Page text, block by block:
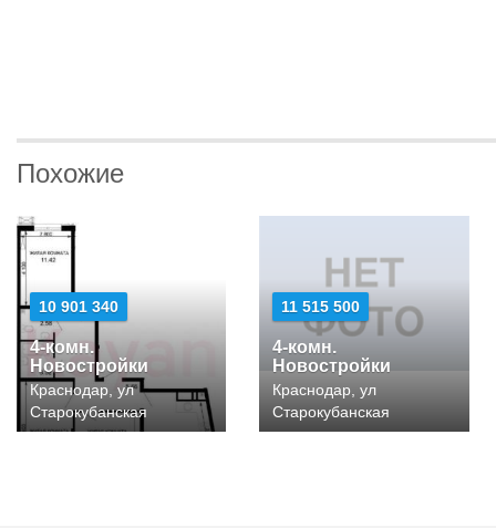
Похожие
10 901 340
4-комн.
Новостройки
Краснодар, ул
Старокубанская
11 515 500
4-комн.
Новостройки
Краснодар, ул
Старокубанская